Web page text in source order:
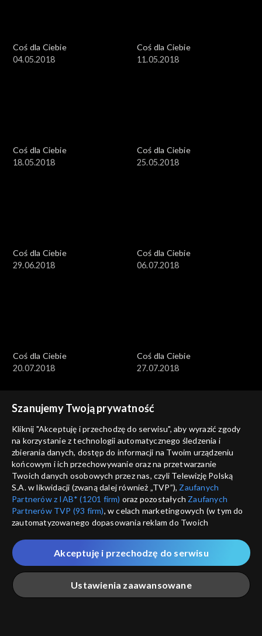
Coś dla Ciebie
04.05.2018
Coś dla Ciebie
11.05.2018
Coś dla Ciebie
18.05.2018
Coś dla Ciebie
25.05.2018
Coś dla Ciebie
29.06.2018
Coś dla Ciebie
06.07.2018
Coś dla Ciebie
20.07.2018
Coś dla Ciebie
27.07.2018
Coś dla Ciebie
03.08.2018
Coś dla Ciebie
10.08.2018
Coś dla Ciebie
17.08.2018
Coś dla Ciebie
24.08.2018
Szanujemy Twoją prywatność
Kliknij "Akceptuję i przechodzę do serwisu", aby wyrazić zgody
na korzystanie z technologii automatycznego śledzenia i
zbierania danych, dostęp do informacji na Twoim urządzeniu
końcowym i ich przechowywanie oraz na przetwarzanie
Twoich danych osobowych przez nas, czyli Telewizję Polską
S.A. w likwidacji (zwaną dalej również „TVP”), Zaufanych
Partnerów z IAB* (1201 firm) oraz pozostałych Zaufanych
Partnerów TVP (93 firm), w celach marketingowych (w tym do
zautomatyzowanego dopasowania reklam do Twoich
które wskazujemy poniżej, a także zgody na udostępnianie
przez nas identyfikatora PPID do Google.
Twoje dane osobowe zbierane podczas odwiedzania przez
Ciebie naszych
poszczególnych serwisówzwanych dalej
„Portalem”, w tym informacje zapisywane za pomocą
Ustawienia zaawansowane
Akceptuję i przechodzę do serwisu